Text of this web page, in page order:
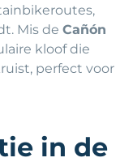
Mis de Cañón
kloof die
perfect voor
in de